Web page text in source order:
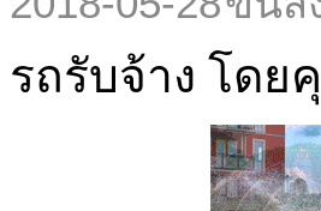
รถรับจ้าง โดย